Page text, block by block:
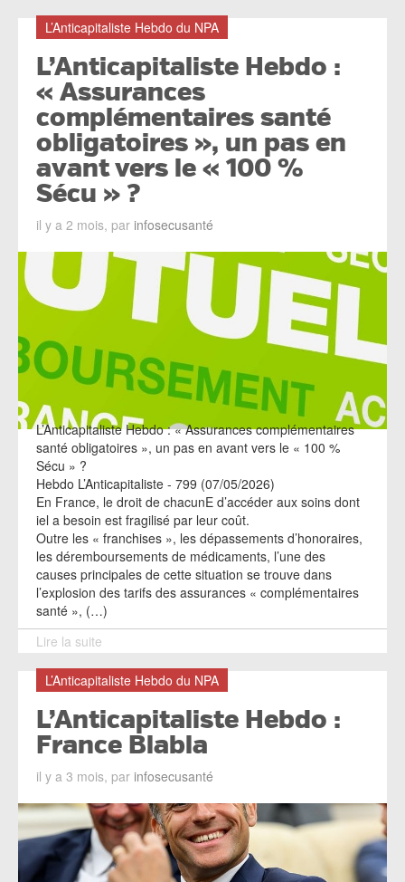
L’Anticapitaliste Hebdo du NPA
L’Anticapitaliste Hebdo :
« Assurances
complémentaires santé
obligatoires », un pas en
avant vers le « 100 %
Sécu » ?
il y a 2 mois, par infosecusanté
L’Anticapitaliste Hebdo : « Assurances complémentaires
santé obligatoires », un pas en avant vers le « 100 %
Sécu » ?
Hebdo L’Anticapitaliste - 799 (07/05/2026)
En France, le droit de chacunE d’accéder aux soins dont
iel a besoin est fragilisé par leur coût.
Outre les « franchises », les dépassements d’honoraires,
les déremboursements de médicaments, l’une des
causes principales de cette situation se trouve dans
l’explosion des tarifs des assurances « complémentaires
santé », (…)
Lire la suite
L’Anticapitaliste Hebdo du NPA
L’Anticapitaliste Hebdo :
France Blabla
il y a 3 mois, par infosecusanté